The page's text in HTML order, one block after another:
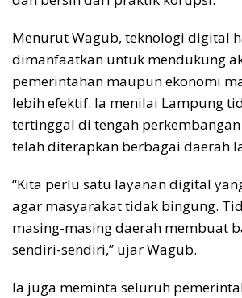
Menurut Wagub, teknologi digital
dimanfaatkan untuk mendukung
pemerintahan maupun ekonomi
lebih efektif. Ia menilai Lampung
tertinggal di tengah
telah diterapkan berbagai daerah
“Kita perlu satu layanan digital
agar masyarakat tidak bingung.
masing-masing daerah membuat
sendiri-sendiri,” ujar Wagub.
Ia juga meminta seluruh